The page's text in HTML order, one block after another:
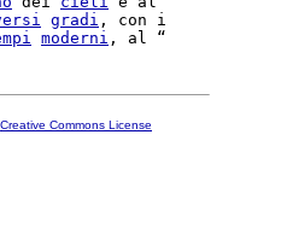
gradi , con i
moderni
Creative Commons License